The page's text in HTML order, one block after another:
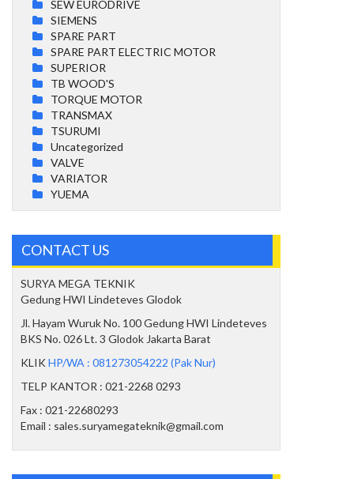
SEW EURODRIVE
SIEMENS
SPARE PART
SPARE PART ELECTRIC MOTOR
SUPERIOR
TB WOOD'S
TORQUE MOTOR
TRANSMAX
TSURUMI
Uncategorized
VALVE
VARIATOR
YUEMA
CONTACT US
SURYA MEGA TEKNIK
Gedung HWI Lindeteves Glodok
Jl. Hayam Wuruk No. 100 Gedung HWI Lindeteves
BKS No. 026 Lt. 3 Glodok Jakarta Barat
KLIKHP/WA : 081273054222 (Pak Nur)
TELP KANTOR : 021-2268 0293
Fax : 021-22680293
Email : sales.suryamegateknik@gmail.com